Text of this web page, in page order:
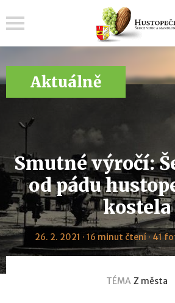
Aktuálně
Smutné výročí:
od pádu
kostela
26. 2. 2021 · 16 minut čtení · 41
TÉMA Z města